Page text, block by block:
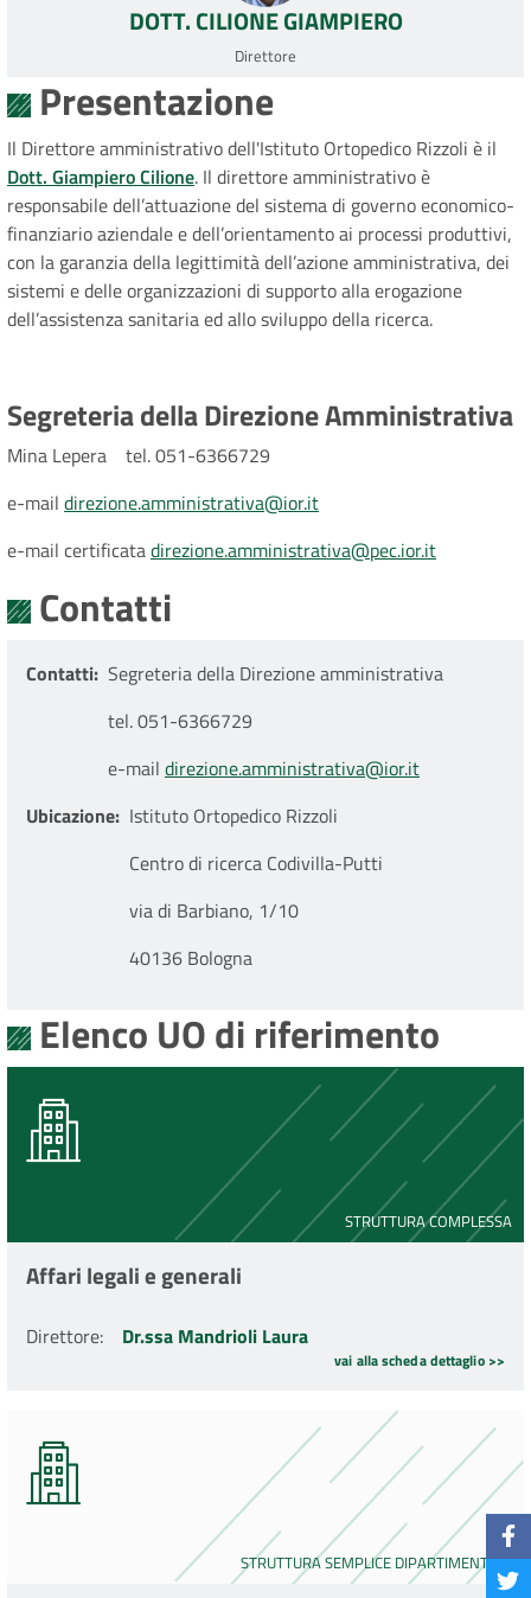
DOTT. CILIONE GIAMPIERO
Direttore
Presentazione
Il Direttore amministrativo dell'Istituto Ortopedico Rizzoli è il
Dott. Giampiero Cilione. Il direttore amministrativo è
responsabile dell’attuazione del sistema di governo economico-
finanziario aziendale e dell’orientamento ai processi produttivi,
con la garanzia della legittimità dell’azione amministrativa, dei
sistemi e delle organizzazioni di supporto alla erogazione
dell’assistenza sanitaria ed allo sviluppo della ricerca.
Segreteria della Direzione Amministrativa
Mina Lepera tel. 051-6366729
e-mail direzione.amministrativa@ior.it
e-mail certificatadirezione.amministrativa@pec.ior.it
Contatti
Contatti Segreteria della Direzione amministrativa
tel. 051-6366729
e-mail direzione.amministrativa@ior.it
Ubicazione Istituto Ortopedico Rizzoli
Centro di ricerca Codivilla-Putti
via di Barbiano, 1/10
40136 Bologna
Elenco UO di riferimento
STRUTTURA COMPLESSA
Affari legali e generali
Direttore: Dr.ssa Mandrioli Laura
vai alla scheda dettaglio >>
STRUTTURA SEMPLICE DIPARTIMENTALE